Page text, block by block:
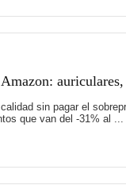
sin pagar el
que van del -31% al ...